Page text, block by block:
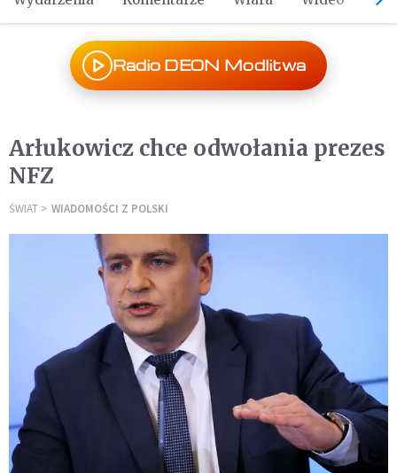
Radio DEON Modlitwa
Arłukowicz chce odwołania prezes
NFZ
ŚWIAT WIADOMOŚCI Z POLSKI